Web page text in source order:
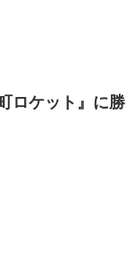
ロケット』に勝